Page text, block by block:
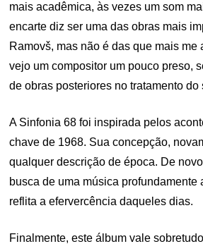
mais acadêmica, às vezes um som
encarte diz ser uma das obras mais
Ramovš, mas não é das que mais me
vejo um compositor um pouco preso,
de obras posteriores no tratamento do
A Sinfonia 68 foi inspirada pelos
chave de 1968. Sua concepção,
qualquer descrição de época. De
busca de uma música profundamente
reflita a efervercência daqueles dias.
Finalmente, este álbum vale